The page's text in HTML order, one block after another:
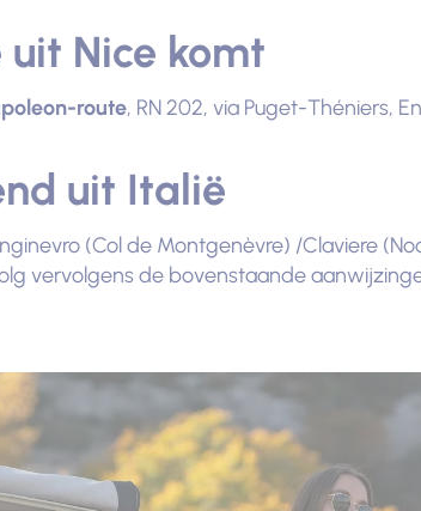
uit Nice komt
route, RN 202, via Puget-Théniers,
uit Italië
(Col de Montgenèvre) /Claviere
vervolgens de bovenstaande